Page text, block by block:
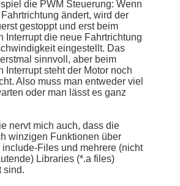
die PWM Steuerung: Wenn
ändert, wird der
gestoppt und erst beim
Interrupt die neue Fahrtrichtung
eingestellt. Das
sinnvoll, aber beim
Interrupt steht der Motor noch
Also muss man entweder viel
oder man lässt es ganz
nervt mich auch, dass die
winzigen Funktionen über
include-Files und mehrere (nicht
Libraries (*.a files)
sind.